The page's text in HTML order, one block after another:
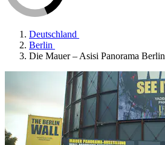
Deutschland
Berlin
Die Mauer – Asisi Panorama Berlin